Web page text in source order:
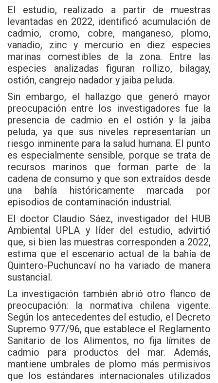
El estudio, realizado a partir de muestras
levantadas en 2022, identificó acumulación de
cadmio, cromo, cobre, manganeso, plomo,
vanadio, zinc y mercurio en diez especies
marinas comestibles de la zona. Entre las
especies analizadas figuran rollizo, bilagay,
ostión, cangrejo nadador y jaiba peluda.
Sin embargo, el hallazgo que generó mayor
preocupación entre los investigadores fue la
presencia de cadmio en el ostión y la jaiba
peluda, ya que sus niveles representarían un
riesgo inminente para la salud humana. El punto
es especialmente sensible, porque se trata de
recursos marinos que forman parte de la
cadena de consumo y que son extraídos desde
una bahía históricamente marcada por
episodios de contaminación industrial.
El doctor Claudio Sáez, investigador del HUB
Ambiental UPLA y líder del estudio, advirtió
que, si bien las muestras corresponden a 2022,
estima que el escenario actual de la bahía de
Quintero-Puchuncaví no ha variado de manera
sustancial.
La investigación también abrió otro flanco de
preocupación: la normativa chilena vigente.
Según los antecedentes del estudio, el Decreto
Supremo 977/96, que establece el Reglamento
Sanitario de los Alimentos, no fija límites de
cadmio para productos del mar. Además,
mantiene umbrales de plomo más permisivos
que los estándares internacionales utilizados